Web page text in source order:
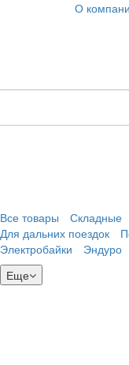
О
Все товары Складные
Для дальних поездок
Электробайки
Эндуро
Еще